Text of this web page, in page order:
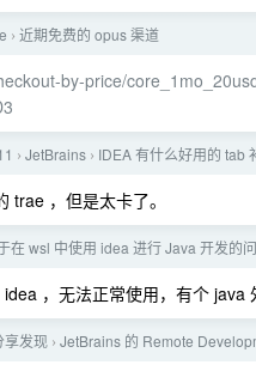
› 近期免费的 opus 渠道
by-price/
› JetBrains › IDEA 有什么好用的 tab
trae ，但是太卡了。
在 wsl 中使用 idea 进行 Java 开发的
，无法正常使用，有个 java
享发现 › JetBrains 的 Remote